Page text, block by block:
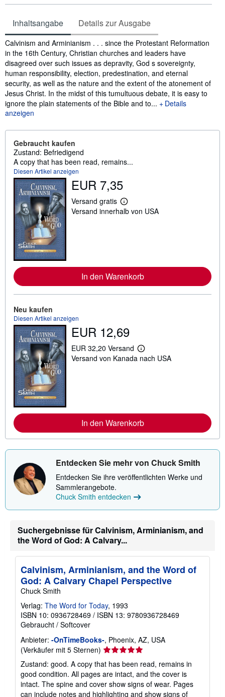
Inhaltsangabe Details zur Ausgabe
Inhaltsangabe
Calvinism and Arminianism . . . since the Protestant Reformation
in the 16th Century, Christian churches and leaders have
disagreed over such issues as depravity, God s sovereignty,
human responsibility, election, predestination, and eternal
security, as well as the nature and the extent of the atonement of
Jesus Christ. In the midst of this tumultuous debate, it is easy to
ignore the plain statements of the Bible and to...
Details
anzeigen
Gebraucht kaufen
Zustand: Befriedigend
A copy that has been read, remains...
Diesen Artikel anzeigen
EUR 7,35
Versand gratis
W
e
o
r
m
n
n
z
u
d
k
o
s
n
Versand innerhalb von USA
In den Warenkorb
Neu kaufen
Diesen Artikel anzeigen
EUR 12,69
EUR 32,20 Versand
W
e
n
f
o
r
a
i
n
n
u
r
n
k
o
s
Versand von Kanada nach USA
In den Warenkorb
Entdecken Sie mehr von Chuck Smith
Entdecken Sie ihre veröffentlichten Werke und
Sammlerangebote.
Chuck Smith entdecken
Suchergebnisse für Calvinism, Arminianism, and
the Word of God: A Calvary...
Calvinism, Arminianism, and the Word of
God: A Calvary Chapel Perspective
Chuck Smith
Verlag: The Word for Today, 1993
ISBN 10: 0936728469 / ISBN 13: 9780936728469
Gebraucht / Softcover
Anbieter: -OnTimeBooks-, Phoenix, AZ, USA
(Verkäufer mit 5 Sternen) Verkäuferbewertung
5
von
5
Sternen
Zustand: good. A copy that has been read, remains in
good condition. All pages are intact, and the cover is
intact. The spine and cover show signs of wear. Pages
can include notes and highlighting and show signs of